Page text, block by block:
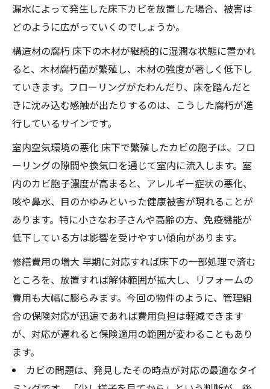
漏水によって発生した床下カビを放置した場合、被害は
どのように広がっていくのでしょうか。
構造材の腐朽 床下の木材が継続的に湿潤な状態に置かれ
ると、木材腐朽菌が繁殖し、木材の強度が著しく低下し
ていきます。フローリングがたわんだり、床を踏んだと
きに沈み込む感触が出たりするのは、こうした腐朽が進
行しているサインです。
室内空気環境の悪化 床下で繁殖したカビの胞子は、フロ
ーリングの隙間や換気口を通じて室内に流入します。室
内のカビ胞子濃度が高まると、アレルギー症状の悪化、
咳や鼻水、目のかゆみといった健康被害が現れることが
あります。特に小さなお子さんや高齢の方、免疫機能が
低下している方は影響を受けやすい傾向があります。
修繕費用の増大 早期に対応すれば床下の一部処理で済む
ところを、放置すれば解体範囲が拡大し、リフォームの
費用も大幅に膨らみます。今回の物件のように、管理組
合の保険対応が迅速であれば費用負担は軽減できます
が、対応が遅れると保険適用の範囲が変わることもあり
ます。
カビの問題は、発見したその時点が対応の最適なタイ